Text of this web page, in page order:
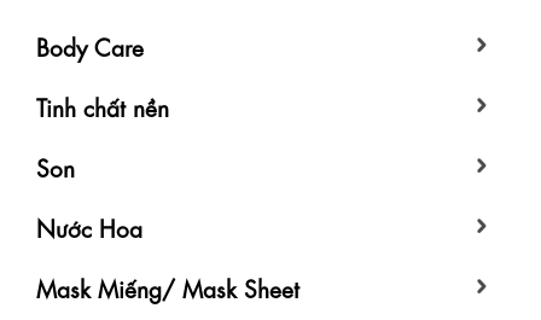
Body Care
Tinh chất nền
Son
Nước Hoa
Mask Miếng/ Mask Sheet